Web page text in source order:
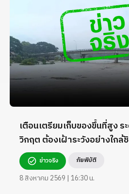
เตือนเตรียมเก็บของขึ้นที่สูง ร
วิกฤต ต้องเฝ้าระวังอย่างใกล้
ข่าวจริง ภัยพิบัติ
8 สิงหาคม 2569 | 16:30 น.